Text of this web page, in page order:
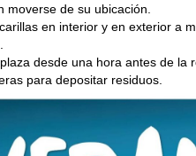
moverse de su ubicación.
en interior y en exterior a
desde una hora antes de la
para depositar residuos.